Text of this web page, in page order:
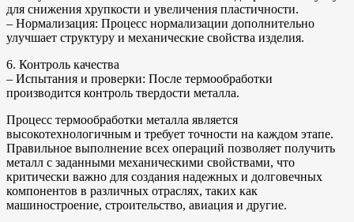
для снижения хрупкости и увеличения пластичности.
– Нормализация: Процесс нормализации дополнительно
улучшает структуру и механические свойства изделия.
6. Контроль качества
– Испытания и проверки: После термообработки
производится контроль твердости металла.
Процесс термообработки металла является
высокотехнологичным и требует точности на каждом этапе.
Правильное выполнение всех операций позволяет получить
металл с заданными механическими свойствами, что
критически важно для создания надежных и долговечных
компонентов в различных отраслях, таких как
машиностроение, строительство, авиация и другие.